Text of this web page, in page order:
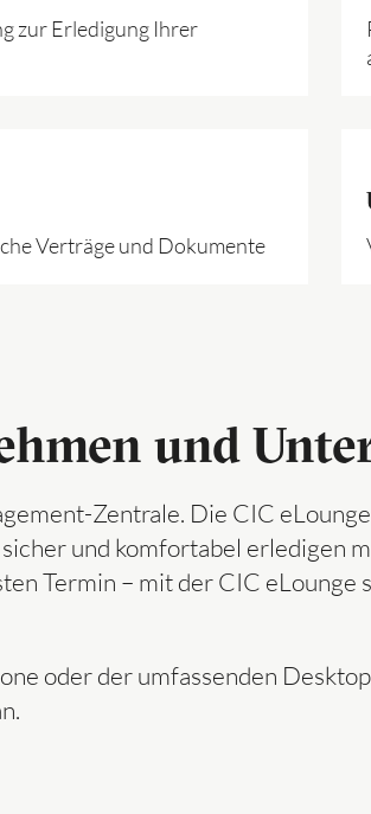
zur Erledigung Ihrer
Verträge und Dokumente
und
Zentrale. Die CIC
und komfortabel erledigen
Termin – mit der CIC eLounge
oder der umfassenden